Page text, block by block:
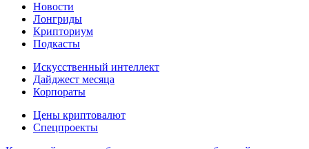
Новости
Лонгриды
Крипториум
Подкасты
Искусственный интеллект
Дайджест месяца
Корпораты
Цены криптовалют
Спецпроекты